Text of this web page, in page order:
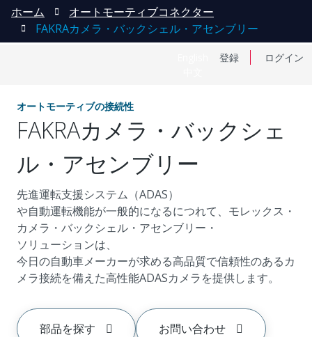
登録 ログイン
ホーム
オートモーティブコネクター
FAKRAカメラ・バックシェル・アセンブリー
オートモーティブの接続性
FAKRAカメラ・バックシェ
ル・アセンブリー
先進運転支援システム（ADAS）
や自動運転機能が一般的になるにつれて、モレックス・
カメラ・バックシェル・アセンブリー・
ソリューションは、
今日の自動車メーカーが求める高品質で信頼性のあるカ
メラ接続を備えた高性能ADASカメラを提供します。
部品を探す お問い合わせ